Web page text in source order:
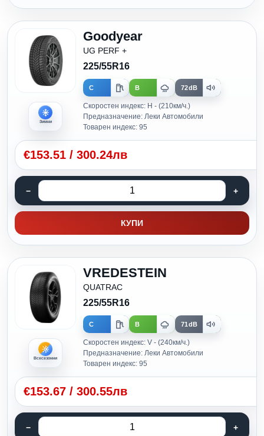
Зимни
Goodyear
UG PERF +
225/55R16
C B 72dB
Скоростен индекс: H - (210км/ч.)
Предназначение: Леки Автомобили
Товарен индекс: 95
€153.51 / 300.24лв
КУПИ
Всесезонни
VREDESTEIN
QUATRAC
225/55R16
C B 71dB
Скоростен индекс: V - (240км/ч.)
Предназначение: Леки Автомобили
Товарен индекс: 95
€153.67 / 300.55лв